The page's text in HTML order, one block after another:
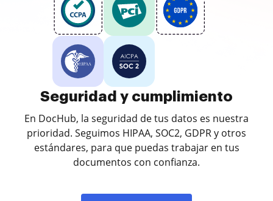
Seguridad y cumplimiento
En DocHub, la seguridad de tus datos es nuestra
prioridad. Seguimos HIPAA, SOC2, GDPR y otros
estándares, para que puedas trabajar en tus
documentos con confianza.